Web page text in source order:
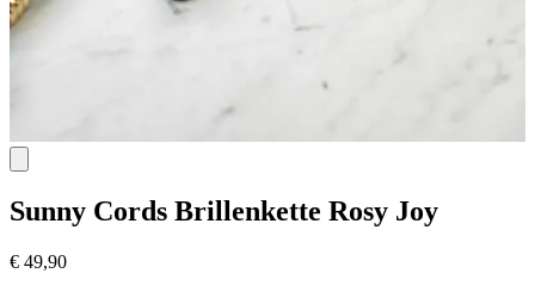
Sunny Cords Brillenkette Rosy Joy
€ 49,90